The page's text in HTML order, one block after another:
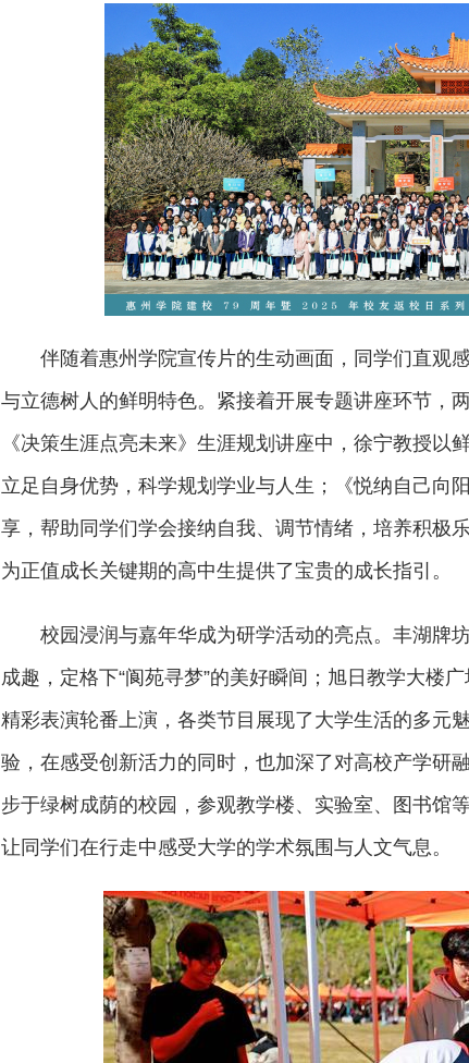
伴随着惠州学院宣传片的生动画面，同学们直观
与立德树人的鲜明特色。紧接着开展专题讲座环节，
《决策生涯点亮未来》生涯规划讲座中，徐宁教授
立足自身优势，科学规划学业与人生；《悦纳自己向
享，帮助同学们学会接纳自我、调节情绪，培养积极
为正值成长关键期的高中生提供了宝贵的成长指引。
校园浸润与嘉年华成为研学活动的亮点。丰湖牌
成趣，定格下“阆苑寻梦”的美好瞬间；旭日教学大楼
精彩表演轮番上演，各类节目展现了大学生活的多元
验，在感受创新活力的同时，也加深了对高校产学研
步于绿树成荫的校园，参观教学楼、实验室、图书馆
让同学们在行走中感受大学的学术氛围与人文气息。